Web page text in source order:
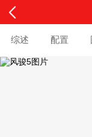
综述 配置